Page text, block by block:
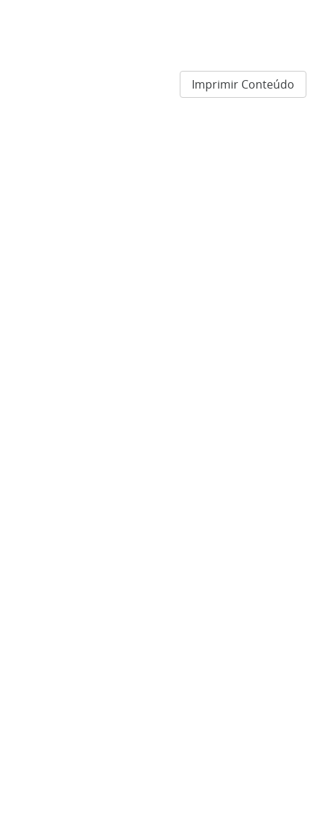
Imprimir Conteúdo